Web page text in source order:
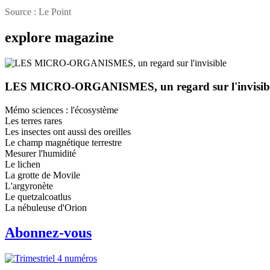
Source : Le Point
explore magazine
LES MICRO-ORGANISMES, un regard sur
Mémo sciences : l'écosystème
Les terres rares
Les insectes ont aussi des oreilles
Le champ magnétique terrestre
Mesurer l'humidité
Le lichen
La grotte de Movile
L'argyronète
Le quetzalcoatlus
La nébuleuse d'Orion
Abonnez-vous